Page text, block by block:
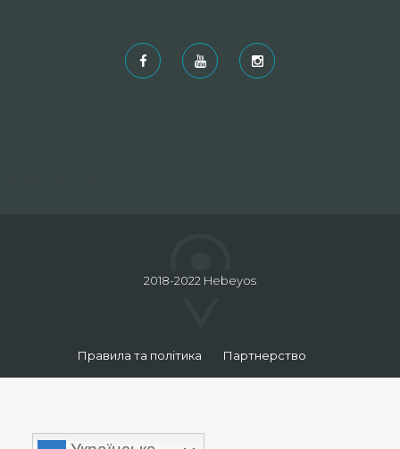
2018-2022 Hebeyos
Правила та політика Партнерство